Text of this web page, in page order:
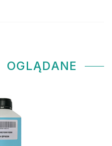
OGLĄDANE